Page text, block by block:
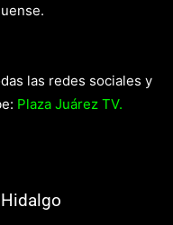
las redes sociales y
Plaza Juárez TV.